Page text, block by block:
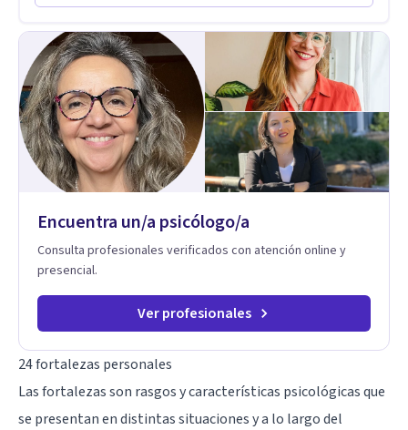
Encuentra un/a psicólogo/a
Consulta profesionales verificados con atención online y
presencial.
Ver profesionales
24 fortalezas personales
Las fortalezas son rasgos y características psicológicas que
se presentan en distintas situaciones y a lo largo del